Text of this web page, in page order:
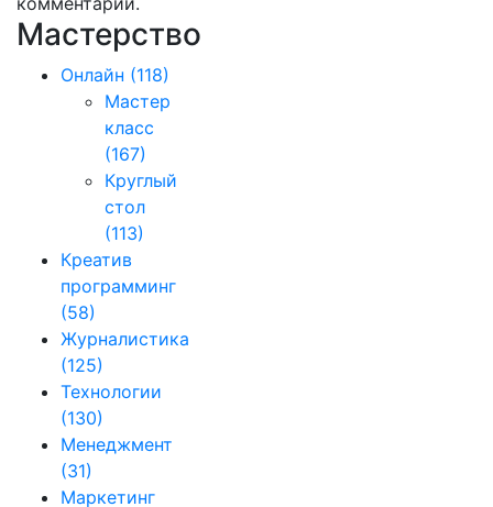
Мастерство
Онлайн (118)
Мастер
класс
(167)
Круглый
стол
(113)
Креатив
программинг
(58)
Журналистика
(125)
Технологии
(130)
Менеджмент
(31)
Маркетинг